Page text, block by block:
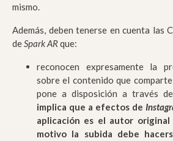
mismo.
Además, deben tenerse en cuenta las
deSpark ARque:
reconocen expresamente la
sobre el contenido que
pone a disposición a través
implica que a efectos de
aplicación es el autor original
motivo la subida debe